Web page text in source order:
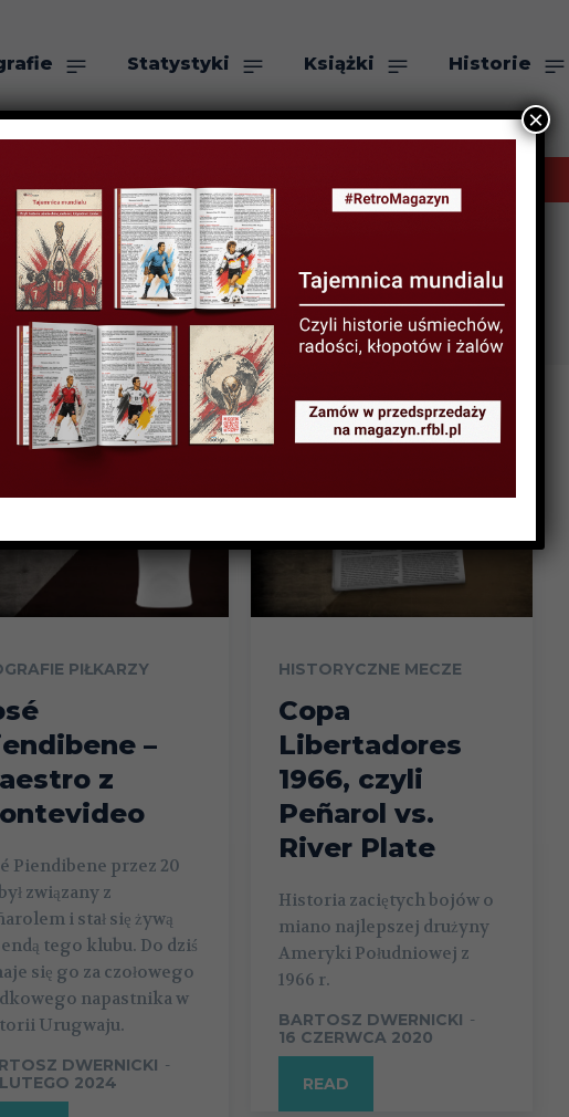
Statystyki Książki Historie
PIŁKARZY
–
z
Piendibene przez 20
związany z
i stał się żywą
tego klubu. Do dziś
się go za czołowego
napastnika w
Urugwaju.
DWERNICKI -
2024
HISTORYCZNE MECZE
Copa
Libertadores
1966, czyli
Peñarol vs.
River Plate
Historia zaciętych bojów o
miano najlepszej drużyny
Ameryki Południowej z
1966 r.
BARTOSZ DWERNICKI -
16 CZERWCA 2020
READ
×